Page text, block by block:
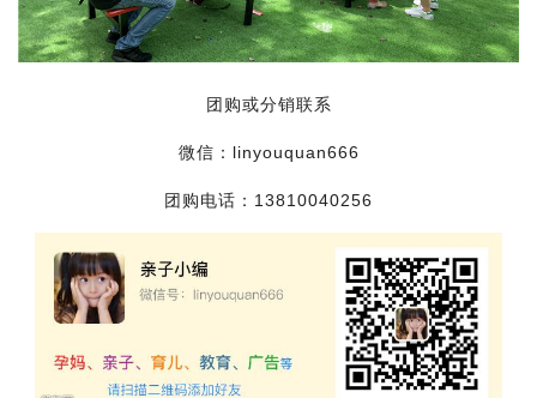
团购或分销联系
微信：linyouquan666
团购电话：13810040256